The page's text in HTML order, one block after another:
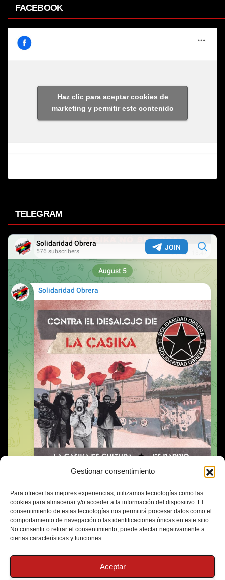
Gestionar consentimiento
Para ofrecer las mejores experiencias, utilizamos tecnologías como las
cookies para almacenar y/o acceder a la información del dispositivo. El
consentimiento de estas tecnologías nos permitirá procesar datos como el
comportamiento de navegación o las identificaciones únicas en este sitio.
No consentir o retirar el consentimiento, puede afectar negativamente a
ciertas características y funciones.
Aceptar
FACEBOOK
Haz clic para aceptar cookies de
marketing y permitir este contenido
TELEGRAM